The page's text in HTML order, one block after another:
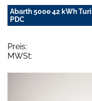
Abarth 500e 42 kWh
PDC
Preis:
MWSt: